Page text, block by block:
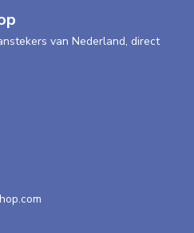
van Nederland, direct